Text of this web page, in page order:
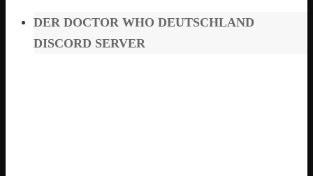
DER DOCTOR WHO DEUTSCHLAND
DISCORD SERVER